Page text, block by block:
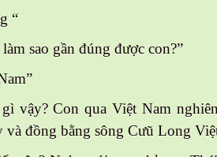
“
sao gần đúng được con?”
vậy? Con qua Việt Nam
và đồng bằng sông Cưũ Long